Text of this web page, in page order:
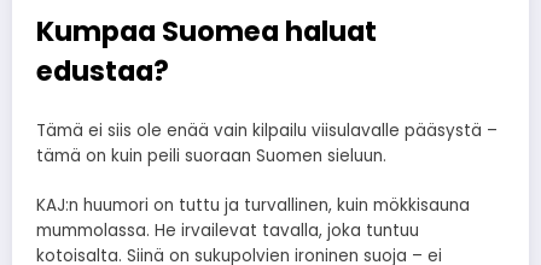
Kumpaa Suomea haluat
edustaa?
Tämä ei siis ole enää vain kilpailu viisulavalle pääsystä –
tämä on kuin peili suoraan Suomen sieluun.
KAJ:n huumori on tuttu ja turvallinen, kuin mökkisauna
mummolassa. He irvailevat tavalla, joka tuntuu
kotoisalta. Siinä on sukupolvien ironinen suoja – ei